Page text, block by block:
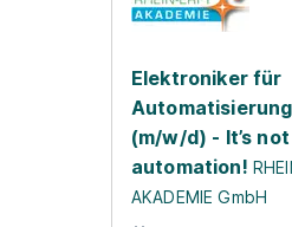
Elektroniker für
(m/w/d) - It’s
automation!
AKADEMIE GmbH